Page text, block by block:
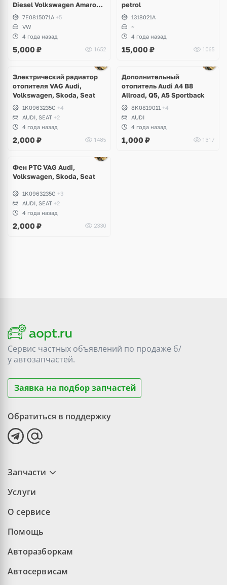
Diesel Volkswagen Amarok,
Transporter T5, Caravelle,
Multivan
7E0815071A +5
VW
4 года назад
5,000 ₽ 1652
petrol
1318021A
~
4 года назад
15,000 ₽ 1065
Электрический радиатор
отопителя VAG Audi,
Volkswagen, Skoda, Seat
1K0963235G +4
AUDI, SEAT +2
4 года назад
2,000 ₽ 1485
Дополнительный
отопитель Audi A4 B8
Allroad, Q5, A5 Sportback
8K0819011 +4
AUDI
4 года назад
1,000 ₽ 1317
Фен РТС VAG Audi,
Volkswagen, Skoda, Seat
1K0963235G +3
AUDI, SEAT +2
4 года назад
2,000 ₽ 2330
Сервис частных объявлений по продаже б/
уавтозапчастей.
Заявка на подбор запчастей
Обратиться в поддержку
Запчасти
Услуги
О сервисе
Помощь
Авторазборкам
Автосервисам